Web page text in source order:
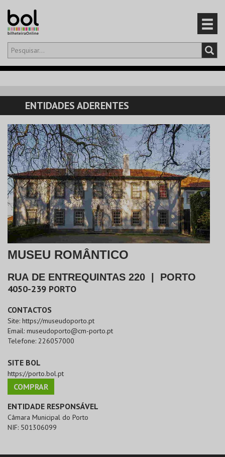
Olá,iniciar sessão
CARRINHO
EVENTOS
CARTÕES
PRODUTOS
ENTIDADES ADERENTES
MUSEU ROMÂNTICO
RUA DE ENTREQUINTAS 220 PORTO
4050-239 PORTO
CONTACTOS
Site: https://museudoporto.pt
Email: museudoporto@cm-porto.pt
Telefone: 226057000
SITE BOL
https://porto.bol.pt
COMPRAR
ENTIDADE RESPONSÁVEL
Câmara Municipal do Porto
NIF: 501306099